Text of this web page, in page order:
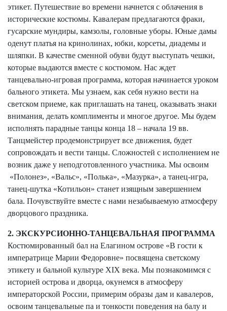
этикет. Путешествие во времени начнется с облачения в
исторические костюмы. Кавалерам предлагаются фраки,
гусарские мундиры, камзолы, головные уборы. Юные дамы
оденут платья на кринолинах, юбки, корсеты, диадемы и
шляпки. В качестве сменной обуви будут выступать чешки,
которые выдаются вместе с костюмом. Нас ждет
танцевально-игровая программа, которая начинается уроком
бального этикета. Мы узнаем, как себя нужно вести на
светском приеме, как приглашать на танец, оказывать знаки
внимания, делать комплименты и многое другое. Мы будем
исполнять парадные танцы конца 18 – начала 19 вв.
Танцмейстер продемонстрирует все движения, будет
сопровождать и вести танцы. Сложностей с исполнением не
возник даже у неподготовленного участника. Мы освоим
«Полонез», «Вальс», «Полька», «Мазурка», а танец-игра,
танец-шутка «Котильон» станет изящным завершением
бала. Почувствуйте вместе с нами незабываемую атмосферу
дворцового праздника.
2. ЭКСКУРСИОННО-ТАНЦЕВАЛЬНАЯ ПРОГРАММА
Костюмированный бал на Елагином острове «В гости к
императрице Марии Федоровне» посвящена светскому
этикету и бальной культуре XIX века. Мы познакомимся с
историей острова и дворца, окунемся в атмосферу
императорской России, примерим образы дам и кавалеров,
освоим танцевальные па и тонкости поведения на балу и